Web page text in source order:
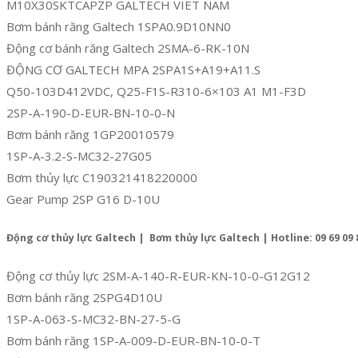
M10X30SKTCAPZP GALTECH VIET NAM
Bơm bánh răng Galtech 1SPA0.9D10NN0
Động cơ bánh răng Galtech 2SMA-6-RK-10N
ĐỘNG CƠ GALTECH MPA 2SPA1S+A19+A11.S
Q50-103D412VDC, Q25-F1S-R310-6×103 A1 M1-F3D
2SP-A-190-D-EUR-BN-10-0-N
Bơm bánh răng 1GP20010579
1SP-A-3.2-S-MC32-27G05
Bơm thủy lực C190321418220000
Gear Pump 2SP G16 D-10U
Động cơ thủy lực Galtech | Bơm thủy lực Galtech | Hotline: 09 69 09
Động cơ thủy lực 2SM-A-140-R-EUR-KN-10-0-G12G12
Bơm bánh răng 2SPG4D10U
1SP-A-063-S-MC32-BN-27-5-G
Bơm bánh răng 1SP-A-009-D-EUR-BN-10-0-T